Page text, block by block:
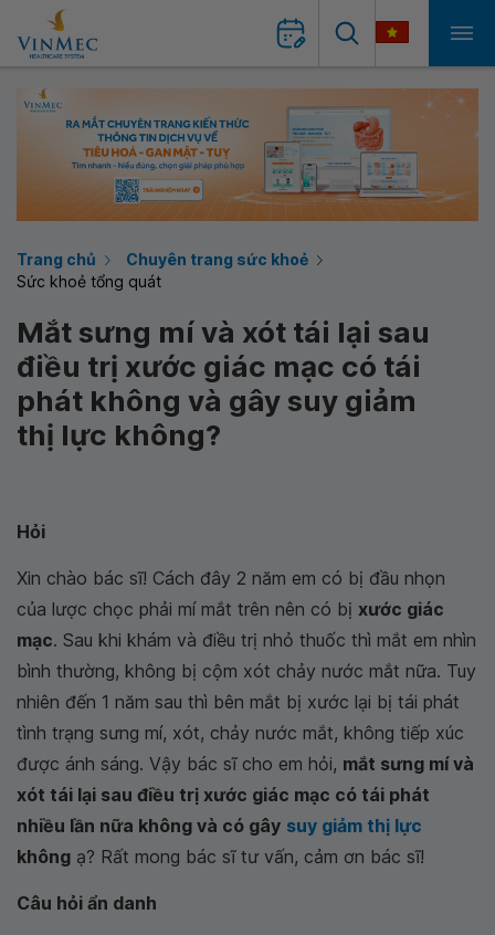
Trang chủ
Chuyên trang sức khoẻ
Sức khoẻ tổng quát
Mắt sưng mí và xót tái lại sau
điều trị xước giác mạc có tái
phát không và gây suy giảm
thị lực không?
Hỏi
Xin chào bác sĩ! Cách đây 2 năm em có bị đầu nhọn
của lược chọc phải mí mắt trên nên có bị xước giác
mạc. Sau khi khám và điều trị nhỏ thuốc thì mắt em nhìn
bình thường, không bị cộm xót chảy nước mắt nữa. Tuy
nhiên đến 1 năm sau thì bên mắt bị xước lại bị tái phát
tình trạng sưng mí, xót, chảy nước mắt, không tiếp xúc
được ánh sáng. Vậy bác sĩ cho em hỏi, mắt sưng mí và
xót tái lại sau điều trị xước giác mạc có tái phát
nhiều lần nữa không và có gây suy giảm thị lực
không ạ? Rất mong bác sĩ tư vấn, cảm ơn bác sĩ!
Câu hỏi ẩn danh